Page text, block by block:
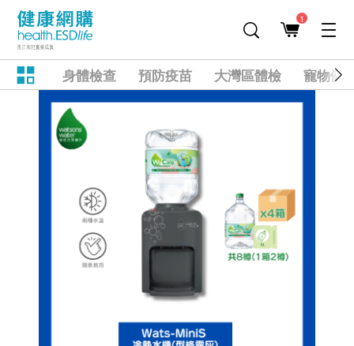
1
身體檢查 預防疫苗 大灣區體檢 寵物健